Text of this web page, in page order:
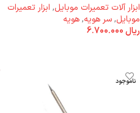
ابزار آلات تعمیرات موبایل, ابزار تعمیرات
موبایل,سر هویه,هویه
ریال
ناموجود